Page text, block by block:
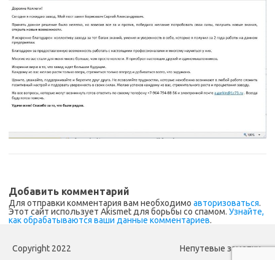
Добавить комментарий
Для отправки комментария вам необходимо авторизоваться.
Этот сайт использует Akismet для борьбы со спамом. Узнайте,
как обрабатываются ваши данные комментариев.
Copyright 2022 Непутевые заметки.